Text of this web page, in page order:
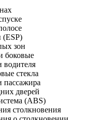
(ESP)
зон
боковые
водителя
стекла
пассажира
дверей
(ABS)
столкновения